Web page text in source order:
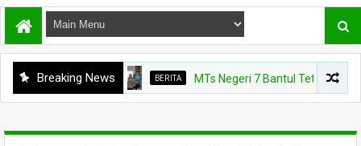
Breaking News BERITA MTs Negeri 7 Bantul Tetapkan Tiga